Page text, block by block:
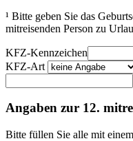
¹ Bitte geben Sie das
mitreisenden Person zu
KFZ-Kennzeichen
KFZ-Art
Angaben zur 12.
Bitte füllen Sie alle mit